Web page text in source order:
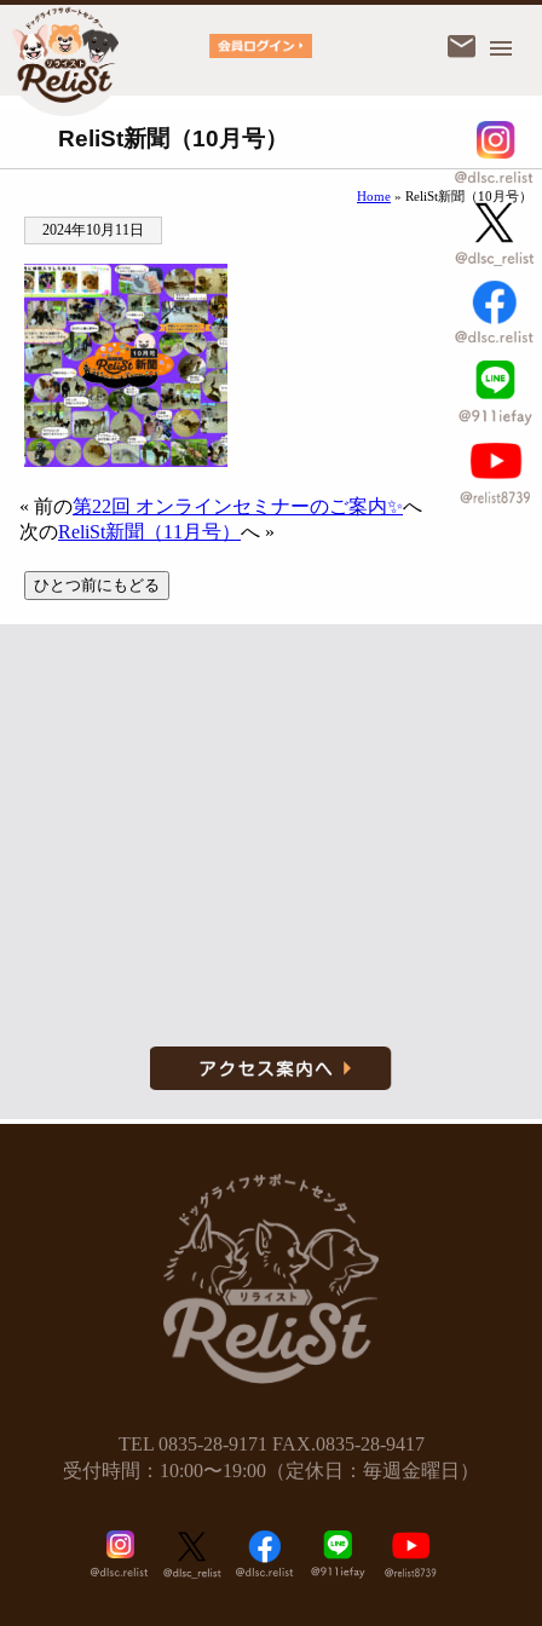
ReliSt新聞（10月号）
Home » ReliSt新聞（10月号）
2024年10月11日
« 前の第22回 オンラインセミナーのご案内✨へ
次のReliSt新聞（11月号） へ »
TEL 0835-28-9171 FAX.0835-28-9417
受付時間：10:00〜19:00（定休日：毎週金曜日）